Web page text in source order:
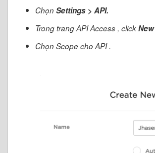
Chọn Settings > API.
Trong trang API Access , click
Chọn Scope cho API .